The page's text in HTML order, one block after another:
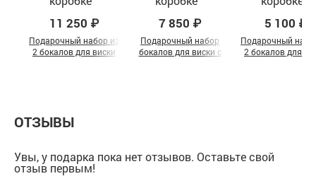
11 250 ₽
Подарочный набор из
2 бокалов для виски
7 850 ₽
Подарочный набор
бокалов для виски с
5 100 ₽
Подарочный
2 бокалов для
ОТЗЫВЫ
Увы, у подарка пока нет отзывов. Оставьте свой
отзыв первым!